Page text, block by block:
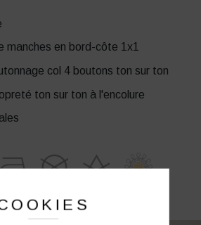
manches en bord-côte 1x1
col 4 boutons ton sur ton
ton sur ton à l'encolure